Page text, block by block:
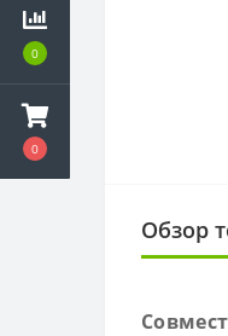
0
0
Обзор